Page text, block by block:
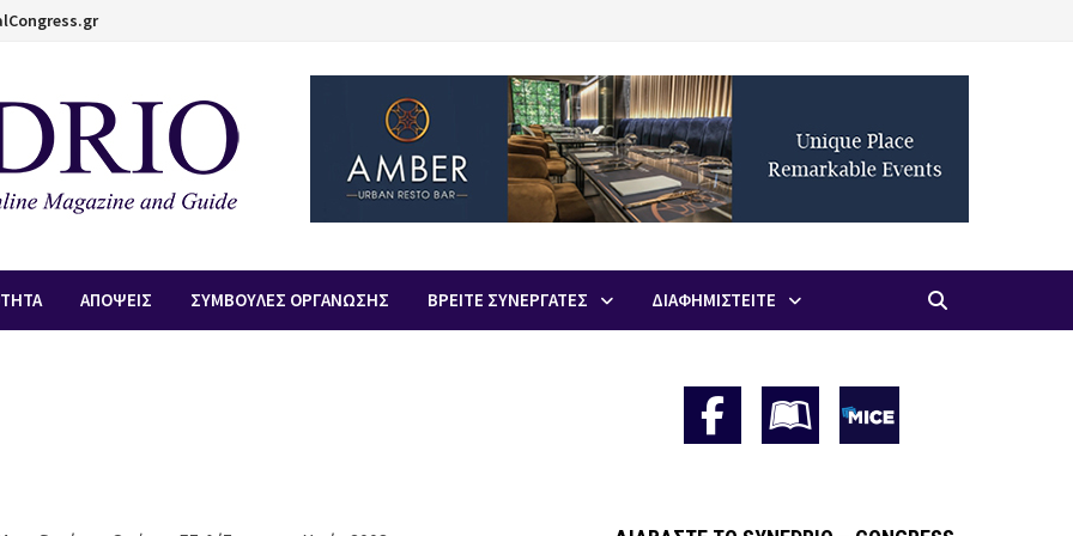
ΑΠOΨΕΙΣ ΣΥΜΒΟΥΛΕΣ ΟΡΓΑΝΩΣΗΣ ΒΡΕΙΤΕ ΣΥΝΕΡΓΑΤΕΣ ΔΙΑΦΗΜΙΣΤΕΙΤΕ